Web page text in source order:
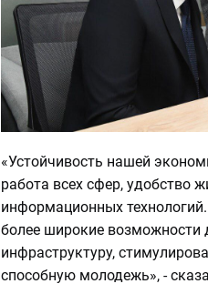
«Устойчивость нашей
работа всех сфер, удобство
информационных
более широкие
инфраструктуру,
способную молодежь», -